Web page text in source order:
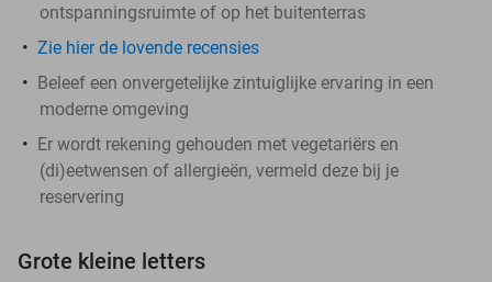
ontspanningsruimte of op het buitenterras
Zie hier de lovende recensies
Beleef een onvergetelijke zintuiglijke ervaring in een
moderne omgeving
Er wordt rekening gehouden met vegetariërs en
(di)eetwensen of allergieën, vermeld deze bij je
reservering
Grote kleine letters